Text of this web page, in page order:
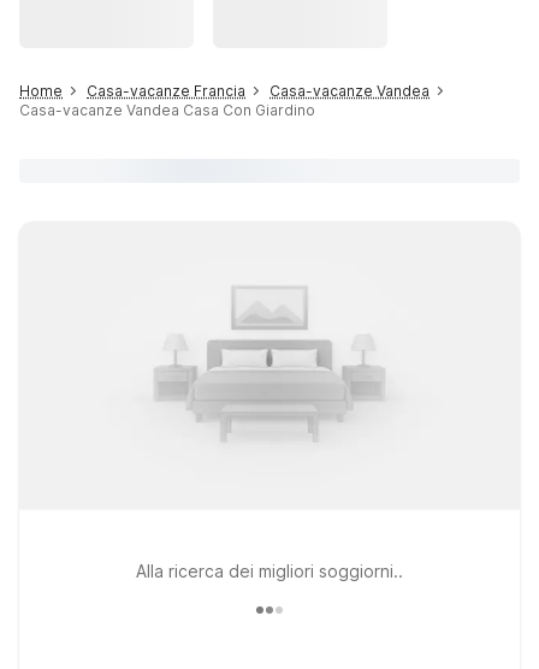
Home Casa-vacanze Francia
Casa-vacanze Vandea
Casa-vacanze Vandea Casa Con Giardino
Alla ricerca dei migliori soggiorni..